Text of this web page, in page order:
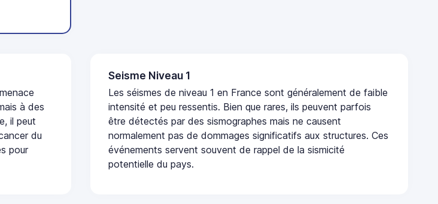
à des
il peut
du
pour
Seisme Niveau 1
Les séismes de niveau 1 en France sont généralement de faible
intensité et peu ressentis. Bien que rares, ils peuvent parfois
être détectés par des sismographes mais ne causent
normalement pas de dommages significatifs aux structures. Ces
événements servent souvent de rappel de la sismicité
potentielle du pays.